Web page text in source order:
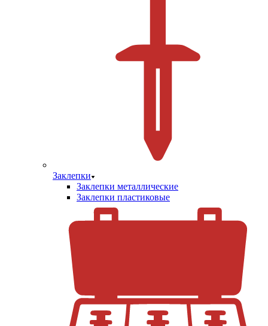
Заклепки
Заклепки металлические
Заклепки пластиковые